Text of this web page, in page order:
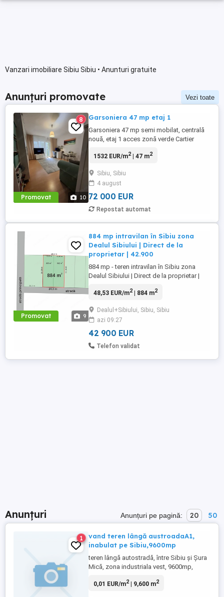
Vanzari imobiliare Sibiu Sibiu • Anunturi gratuite
Anunțuri promovate Vezi toate
Promovat 10
8 Garsoniera 47 mp etaj 1
Garsoniera 47 mp semi mobilat, centrală
nouă, etaj 1 acces zonă verde Cartier
Se vinde garsoniera cu suprafața utilă de
din cartierul Tilișca. Bine întreținută și se
vinde semi mobilat. Spațiul este deschis
...
1532 EUR/m2| 47 m2
Sibiu, Sibiu
4 august
72 000 EUR
Repostat automat
Promovat 9
884 mp intravilan în Sibiu zona
Dealul Sibiului | Direct de la
proprietar | 42.900
884 mp - teren intravilan în Sibiu zona
Dealul Sibiului | Direct de la proprietar |
Oportunitate rară în Sibiu zona Dealul
stradal 24,30 ml Ideal pentru casa visurilor
sau investiție 2 loturi x 442 mp BONUS:
cota-parte ...
48,53 EUR/m2| 884 m2
Dealul+Sibiului, Sibiu, Sibiu
azi 09:27
42 900 EUR
Telefon validat
Anunțuri Anunțuri pe pagină: 20 50
1
vand teren lângă austroadaA1,
inabulat pe Sibiu,9600mp
teren lângă autostradă, între Sibiu și Șura
Mică, zona industriala vest, 9600mp,
0,01 EUR/m2| 9,600 m2